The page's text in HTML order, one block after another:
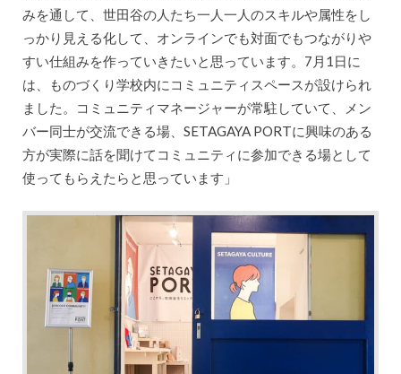
みを通して、世田谷の人たち一人一人のスキルや属性をし
っかり見える化して、オンラインでも対面でもつながりや
すい仕組みを作っていきたいと思っています。7月1日に
は、ものづくり学校内にコミュニティスペースが設けられ
ました。コミュニティマネージャーが常駐していて、メン
バー同士が交流できる場、SETAGAYA PORTに興味のある
方が実際に話を聞けてコミュニティに参加できる場として
使ってもらえたらと思っています」